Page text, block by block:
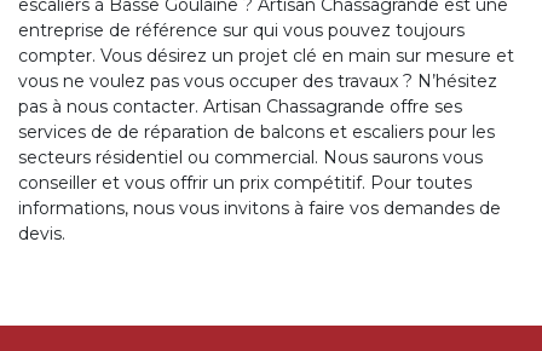
escaliers à Basse Goulaine ? Artisan Chassagrande est une
entreprise de référence sur qui vous pouvez toujours
compter. Vous désirez un projet clé en main sur mesure et
vous ne voulez pas vous occuper des travaux ? N’hésitez
pas à nous contacter. Artisan Chassagrande offre ses
services de de réparation de balcons et escaliers pour les
secteurs résidentiel ou commercial. Nous saurons vous
conseiller et vous offrir un prix compétitif. Pour toutes
informations, nous vous invitons à faire vos demandes de
devis.